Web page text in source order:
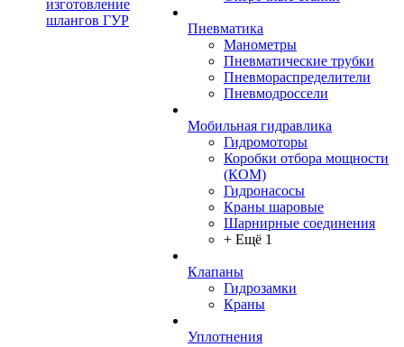
изготовление
шлангов ГУР
Пневматика
Манометры
Пневматические трубки
Пневмораспределители
Пневмодроссели
Мобильная гидравлика
Гидромоторы
Коробки отбора мощности
(КОМ)
Гидронасосы
Краны шаровые
Шарнирные соединения
+ Ещё 1
Клапаны
Гидрозамки
Краны
Уплотнения